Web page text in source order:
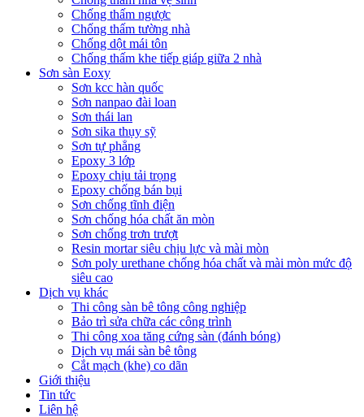
Chống thấm ngược
Chống thấm tường nhà
Chống dột mái tôn
Chống thấm khe tiếp giáp giữa 2 nhà
Sơn sàn Eoxy
Sơn kcc hàn quốc
Sơn nanpao đài loan
Sơn thái lan
Sơn sika thụy sỹ
Sơn tự phẳng
Epoxy 3 lớp
Epoxy chịu tải trọng
Epoxy chống bán bụi
Sơn chống tĩnh điện
Sơn chống hóa chất ăn mòn
Sơn chống trơn trượt
Resin mortar siêu chịu lực và mài mòn
Sơn poly urethane chống hóa chất và mài mòn mức độ
siêu cao
Dịch vụ khác
Thi công sàn bê tông công nghiệp
Bảo trì sửa chữa các công trình
Thi công xoa tăng cứng sàn (đánh bóng)
Dịch vụ mái sàn bê tông
Cắt mạch (khe) co dãn
Giới thiệu
Tin tức
Liên hệ